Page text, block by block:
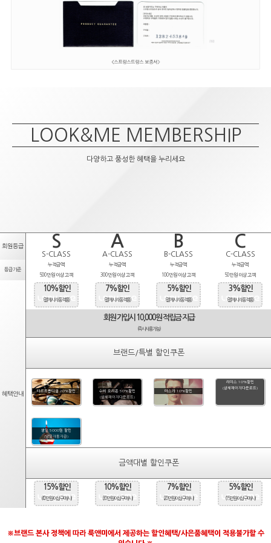
LOOK&ME MEMBERSHIP
다양하고 풍성한 혜택을 누리세요
회원등급 S A B C
S-CLASS A-CLASS B-CLASS C-CLASS
등급기준
누적금액
500만원 이상 고객
누적금액
300만원 이상 고객
누적금액
100만원 이상 고객
누적금액
50만원 이상 고객
혜택안내
10%할인
(결제시 자동적용)
7%할인
(결제시 자동적용)
5%할인
(결제시 자동적용)
3%할인
(결제시 자동적용)
회원 가입시 10,000원 적립금 지급
(즉시사용가능)
브랜드/특별 할인쿠폰
타르트옵티컬 20%할인
수비 오리온 50%할인
(상세페이지다운로드)
마스카 10%할인
라피스 10%할인
(상세페이지다운로드)
생일 5000원 할인
(당일자동지급)
금액대별 할인쿠폰
15%할인
(40만원 이상 구매시)
10%할인
(30만원 이상 구매시)
7%할인
(20만원 이상 구매시)
5%할인
(15만원 이상 구매시)
※브랜드 본사 정책에 따라 룩앤미에서 제공하는 할인혜택/사은품혜택이 적용불가할 수